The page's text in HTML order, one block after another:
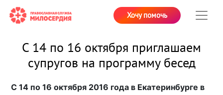
Хочу помочь
С 14 по 16 октября приглашаем
супругов на программу бесед
С 14 по 16 октября 2016 года в Екатеринбурге в